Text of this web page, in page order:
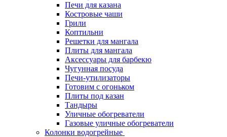
Печи для казана
Костровые чаши
Грили
Коптильни
Решетки для мангала
Плиты для мангала
Аксессуары для барбекю
Чугунная посуда
Печи-утилизаторы
Готовим с огоньком
Плиты под казан
Тандыры
Уличные обогреватели
Газовые уличные обогреватели
Колонки водогрейные